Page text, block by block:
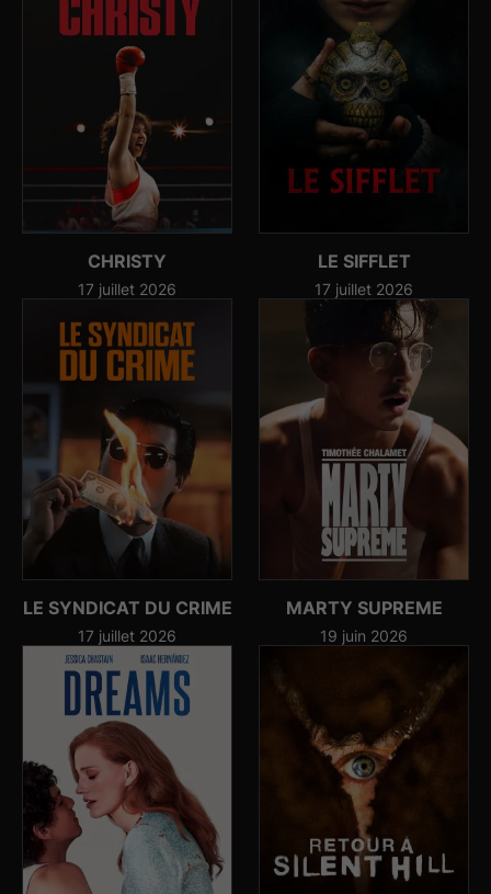
CHRISTY
17 juillet 2026
LE SIFFLET
17 juillet 2026
LE SYNDICAT DU CRIME
17 juillet 2026
MARTY SUPREME
19 juin 2026